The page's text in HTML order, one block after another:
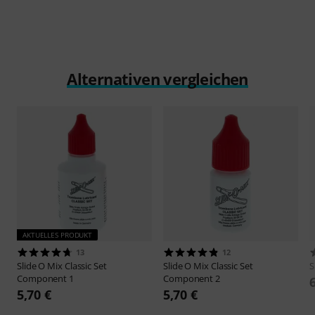
Alternativen vergleichen
AKTUELLES PRODUKT
13
Slide O Mix Classic Set
Component 1
5,70 €
12
Slide O Mix Classic Set
Component 2
5,70 €